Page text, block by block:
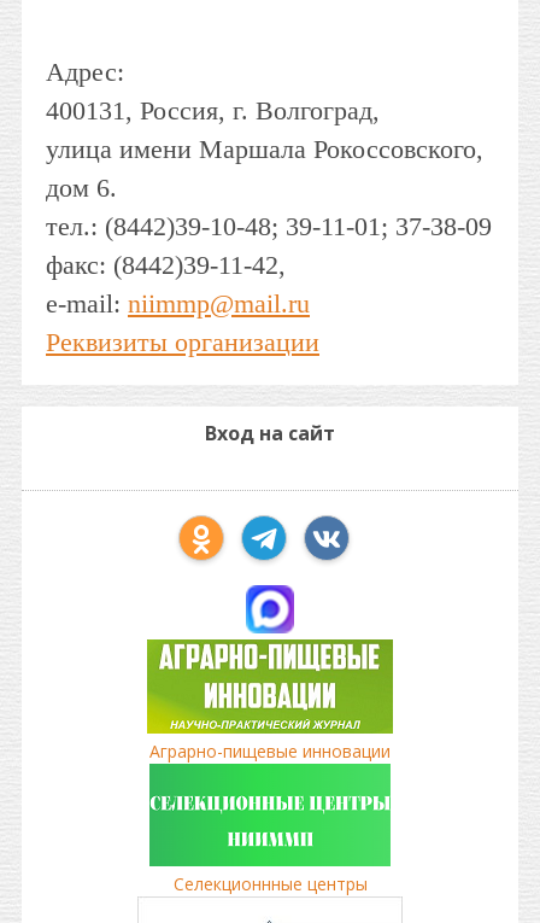
Адрес:
400131, Россия, г. Волгоград,
улица имени Маршала Рокоссовского,
дом 6.
тел.: (8442)39-10-48; 39-11-01; 37-38-09
факс: (8442)39-11-42,
e-mail: niimmp@mail.ru
Реквизиты организации
Вход на сайт
Аграрно-пищевые инновации
Селекционнные центры